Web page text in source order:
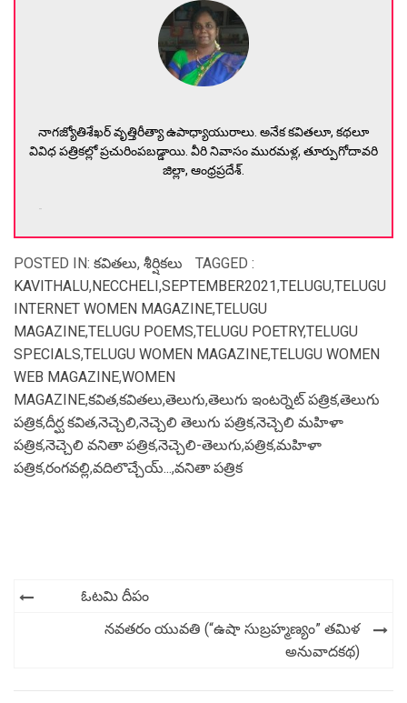
నాగజ్యోతిశేఖర్ వృత్తిరీత్యా ఉపాధ్యాయురాలు. అనేక కవితలూ, కథలూ
వివిధ పత్రికల్లో ప్రచురింపబడ్డాయి. వీరి నివాసం మురమళ్ల, తూర్పుగోదావరి
జిల్లా, ఆంధ్రప్రదేశ్.
-
POSTED IN: కవితలు, శీర్షికలు
TAGGED :
KAVITHALU,NECCHELI ,SEPTEMBER2021,TELUGU,TELUGU
INTERNET WOMEN MAGAZINE,TELUGU
MAGAZINE,TELUGU POEMS,TELUGU POETRY,TELUGU
SPECIALS,TELUGU WOMEN MAGAZINE,TELUGU WOMEN
WEB MAGAZINE,WOMEN
MAGAZINE,కవిత,కవితలు,తెలుగు,తెలుగు ఇంటర్నెట్ పత్రిక,తెలుగు
పత్రిక,దీర్ఘ కవిత,నెచ్చెలి,నెచ్చెలి తెలుగు పత్రిక,నెచ్చెలి మహిళా
పత్రిక,నెచ్చెలి వనితా పత్రిక,నెచ్చెలి-తెలుగు,పత్రిక,మహిళా
పత్రిక,రంగవల్లి,వదిలొచ్చేయ్...,వనితా పత్రిక
Post
navigation
ఓటమి దీపం
నవతరం యువతి (“ఉషా సుబ్రహ్మణ్యం” తమిళ
అనువాదకథ)